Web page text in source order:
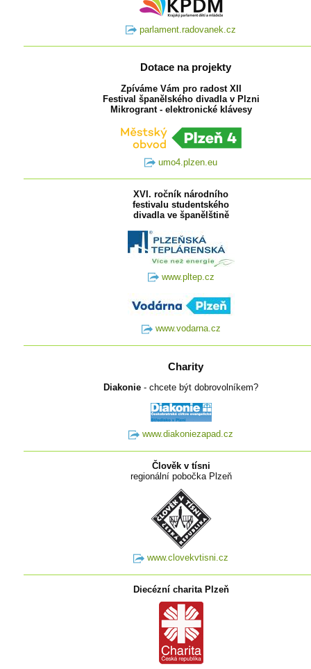
parlament.radovanek.cz
Dotace na projekty
Zpíváme Vám pro radost XII
Festival španělského divadla v Plzni
Mikrogrant - elektronické klávesy
umo4.plzen.eu
XVI. ročník národního
festivalu studentského
divadla ve španělštině
www.pltep.cz
www.vodarna.cz
Charity
Diakonie - chcete být dobrovolníkem?
www.diakoniezapad.cz
Člověk v tísni
regionální pobočka Plzeň
www.clovekvtisni.cz
Diecézní charita Plzeň